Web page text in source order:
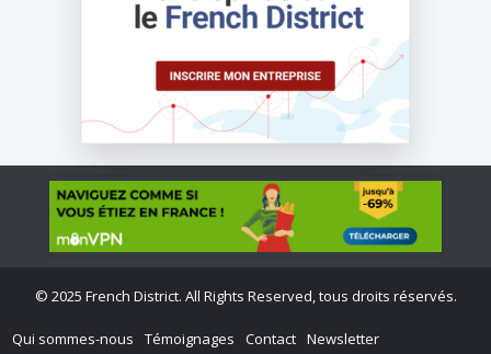
© 2025 French District. All Rights Reserved, tous droits réservés.
Qui sommes-nous Témoignages Contact Newsletter